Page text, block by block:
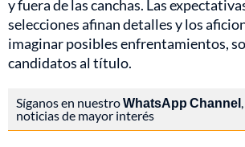
y fuera de las canchas. Las
selecciones afinan detalles y los
imaginar posibles enfrentamientos,
candidatos al título.
Síganos en nuestroWhatsApp Channel
noticias de mayor interés